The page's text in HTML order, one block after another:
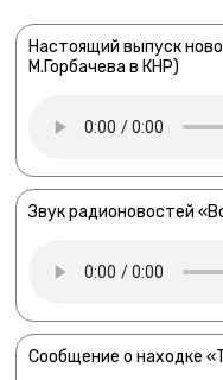
Настоящий выпуск
М.Горбачева в КНР)
Звук радионовостей
Сообщение о находке